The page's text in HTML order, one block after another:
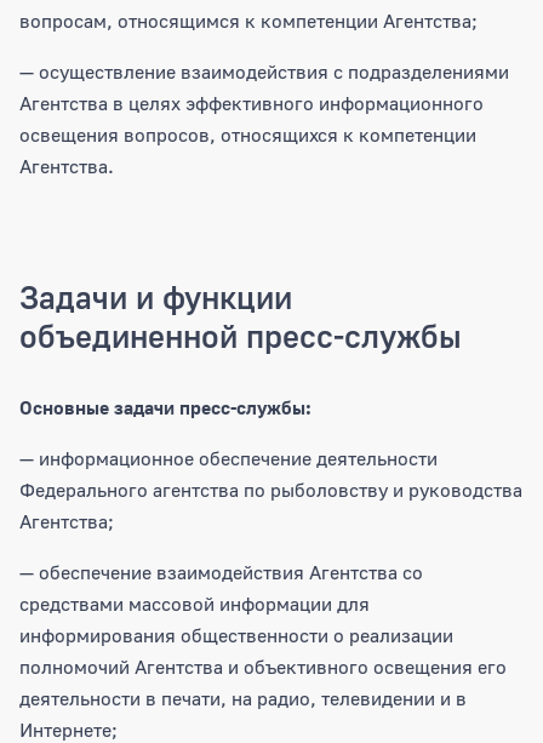
вопросам, относящимся к компетенции Агентства;
— осуществление взаимодействия с подразделениями
Агентства в целях эффективного информационного
освещения вопросов, относящихся к компетенции
Агентства.
Задачи и функции
объединенной пресс-службы
Основные задачи пресс-службы:
— информационное обеспечение деятельности
Федерального агентства по рыболовству и руководства
Агентства;
— обеспечение взаимодействия Агентства со
средствами массовой информации для
информирования общественности о реализации
полномочий Агентства и объективного освещения его
деятельности в печати, на радио, телевидении и в
Интернете;